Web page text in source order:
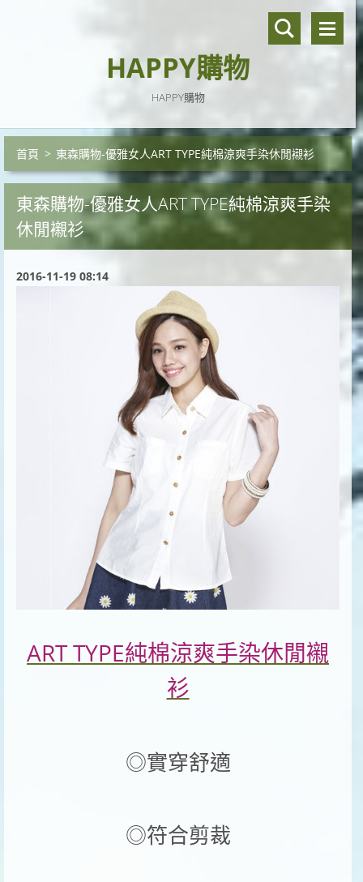
HAPPY購物
HAPPY購物
首頁 > 東森購物-優雅女人ART TYPE純棉涼爽手染休閒襯衫
東森購物-優雅女人ART TYPE純棉涼爽手染
休閒襯衫
2016-11-19 08:14
ART TYPE純棉涼爽手染休閒襯
衫
◎實穿舒適
◎符合剪裁